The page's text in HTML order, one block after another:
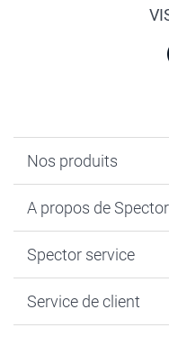
Nos produits
Faire-part & Cartes
Livre photo
Développement photo
A propos de Spector
Plan du site
Vie privée
Spector service
smartbonus
Service de client